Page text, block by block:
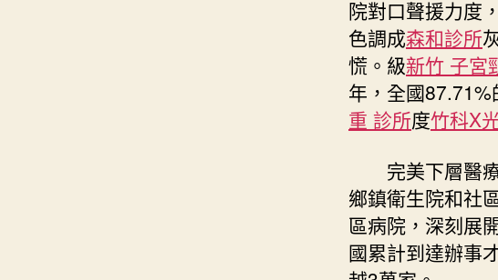
院對口聲援力度，
色調成森和診所
慌。級新竹 子宮
年，全國
重 診所度竹科X
完美下層醫療
鄉鎮衛生院和社
區病院，深刻展
國累計到達辦事